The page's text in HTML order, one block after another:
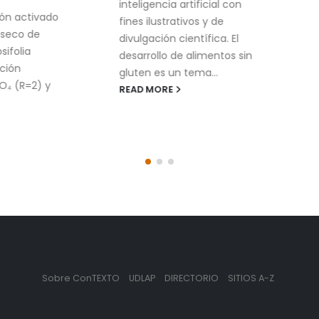
inteligencia artificial con
fines ilustrativos y de
divulgación científica. El
desarrollo de alimentos sin
gluten es un tema...
READ MORE
producción de
generan residuos
simple vista, parecen
tener alguna utilidad....
READ MORE
Sobre ConTEXTO UDLAP DIRECTORIO SITIOS A-Z